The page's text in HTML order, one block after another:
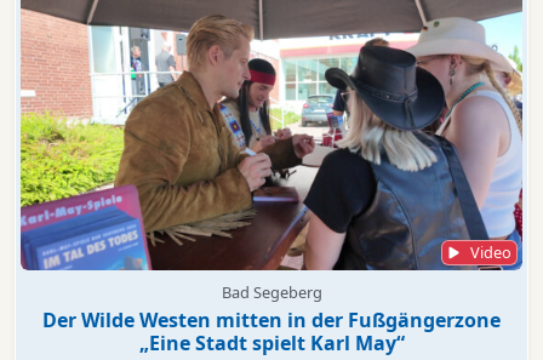
Video
Bad Segeberg
Der Wilde Westen mitten in der Fußgängerzone
„Eine Stadt spielt Karl May“